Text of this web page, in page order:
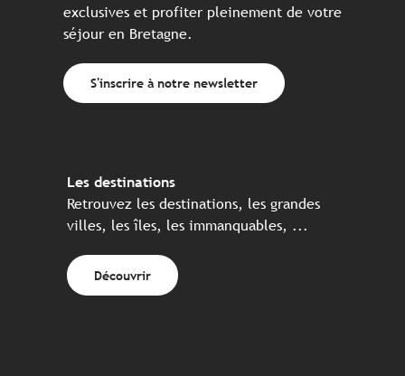
exclusives et profiter pleinement de votre
séjour en Bretagne.
S'inscrire à notre newsletter
Les destinations
Retrouvez les destinations, les grandes
villes, les îles, les immanquables, ...
Découvrir